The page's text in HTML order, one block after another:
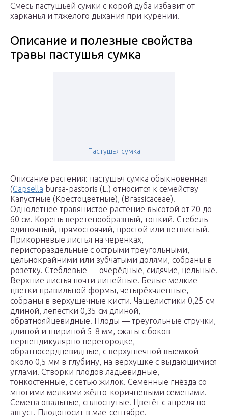
Смесь пастушьей сумки с корой дуба избавит от
харканья и тяжелого дыхания при курении.
Описание и полезные свойства
травы пастушья сумка
Пастушья сумка
Описание растения: пастушьч сумка обыкновенная
(Capsella bursa-pastoris (L.) относится к семейству
Капустные (Крестоцветные), (Brassicaceae).
Однолетнее травянистое растение высотой от 20 до
60 см. Корень веретенообразный, тонкий. Стебель
одиночный, прямостоячий, простой или ветвистый.
Прикорневые листья на черенках,
перистораздельные с острыми треугольными,
цельнокрайними или зубчатыми долями, собраны в
розетку. Стеблевые — очерёдные, сидячие, цельные.
Верхние листья почти линейные. Белые мелкие
цветки правильной формы, четырёхчленные,
собраны в верхушечные кисти. Чашелистики 0,25 см
длиной, лепестки 0,35 см длиной,
обратнояйцевидные. Плоды — треугольные стручки,
длиной и шириной 5-8 мм, сжаты с боков
перпендикулярно перегородке,
обратносердцевидные, с верхушечной выемкой
около 0,5 мм в глубину, на верхушке с выдающимися
углами. Створки плодов ладьевидные,
тонкостенные, с сетью жилок. Семенные гнёзда со
многими мелкими жёлто-коричневыми семенами.
Семена овальные, сплюснутые. Цветёт с апреля по
август. Плодоносит в мае-сентябре.